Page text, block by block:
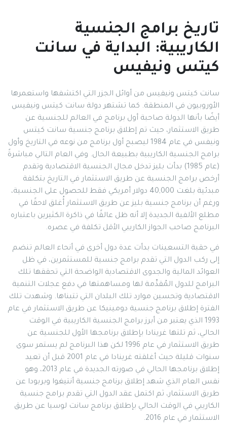
تاريخ برامج الجنسية
الكاريبية: البداية في سانت
كيتس ونيفيس
سانت كيتس ونيفيس من أوائل الجزر التي اكتشفها واستعمرها
الأوروبيون في المنطقة. كما تشتهر دولة سانت كيتس ونيفيس
أيضًا بأنها الدولة صاحبة أول برنامج في العالم للجنسية عن
طريق الاستثمار، حيث تم إطلاق برنامج جنسية سانت كيتس
ونيفس في عام 1984 ليصبح أول برنامج من نوعه في التاريخ وأول
برامج الجنسية الكاريبية بطبيعة الحال. وفي العام التالي مباشرةً
(عام 1985) بدأت بليز تدخل مجال الجنسية الاقتصادية وتقدم
أرخص برامج الجنسية عن طريق الاستثمار في التاريخ بتكلفة
مبدئية بلغت 40,000 دولار أمريكي فقط للحصول على الجنسية،
ورغم أن برنامج جنسية بليز عن طريق الاستثمار أُغلق لاحقًا في
مطلع الألفية الجديدة إلا أنه ظل عالقًا في ذاكرة الكثيرين باعتباره
البرنامج صاحب الجواز الكاريبي الأقل تكلفة في عصره.
في حقبة التسعينات بدأت عدة دول أخرى في أنحاء العالم تنضم
إلى ركب الدول التي تقدم برامج جنسية للمستثمرين، في ظل
العوائد المالية والجدوى الاقتصادية الواضحة التي تحققها تلك
البرامج للدول المُقدِّمة لها ومساهمتها في دفع عجلات التنمية
الاقتصادية وتحسين موارد تلك البلدان التي تتبناها. وشهدت تلك
الفترة إطلاق برنامج جنسية دومينيكا عن طريق الاستثمار في عام
1993 الذي يعتبر من أبرز برامج الجنسية الكاريبية في الوقت
الحالي، ثم تلتها غرينادا بإطلاق برنامجها الأول للجنسية عن
طريق الاستثمار في عام 1996 لكن هذا البرنامج لم يستمر سوى
سنوات قليلة حيث أغلقته غرينادا في عام 2001 قبل أن تعيد
إطلاق برنامجها الحالي في صورته الجديدة في عام 2013، وهو
نفس العام الذي شهد إطلاق برنامج جنسية أنتيغوا وبربودا عن
طريق الاستثمار، ثم اكتمل عقد الدول التي تقدم برامج جنسية
الكاريبي في الوقت الحالي بإطلاق برنامج سانت لوسيا عن طريق
الاستثمار في عام 2016.